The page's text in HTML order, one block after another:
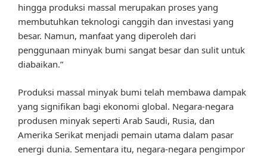
hingga produksi massal merupakan proses yang
membutuhkan teknologi canggih dan investasi yang
besar. Namun, manfaat yang diperoleh dari
penggunaan minyak bumi sangat besar dan sulit untuk
diabaikan.”
Produksi massal minyak bumi telah membawa dampak
yang signifikan bagi ekonomi global. Negara-negara
produsen minyak seperti Arab Saudi, Rusia, dan
Amerika Serikat menjadi pemain utama dalam pasar
energi dunia. Sementara itu, negara-negara pengimpor